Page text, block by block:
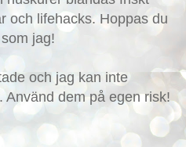
och lifehacks. Hoppas du
jag!
och jag kan inte
Använd dem på egen risk!